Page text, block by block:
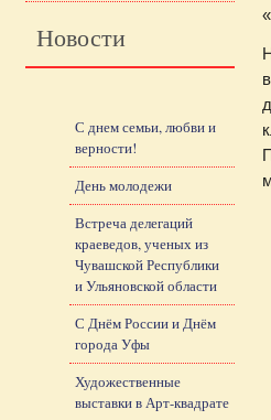
Новости
С днем семьи, любви и
верности!
День молодежи
Встреча делегаций
краеведов, ученых из
Чувашской Республики
и Ульяновской области
С Днём России и Днём
города Уфы
Художественные
выставки в Арт-квадрате